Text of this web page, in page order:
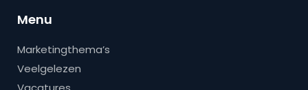
Menu
Marketingthema’s
Veelgelezen